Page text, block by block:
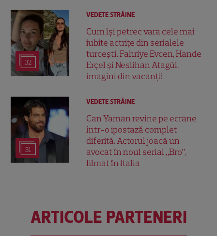
32
VEDETE STRĂINE
Cum își petrec vara cele mai
iubite actrițe din serialele
turcești. Fahriye Evcen, Hande
Erçel și Neslihan Atagül,
imagini din vacanță
31
VEDETE STRĂINE
Can Yaman revine pe ecrane
într-o ipostază complet
diferită. Actorul joacă un
avocat în noul serial „Bro”,
filmat în Italia
ARTICOLE PARTENERI